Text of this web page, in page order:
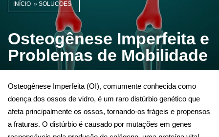
Osteogênese Imperfeita (OI), comumente conhecida como
doença dos ossos de vidro, é um raro distúrbio genético que
afeta principalmente os ossos, tornando-os frágeis e propensos
a fraturas. O distúrbio é causado por mutações em genes
Trilha
de
navegação
INÍCIO SOLUCOES
Osteogênese Imperfeita e
Problemas de Mobilidade